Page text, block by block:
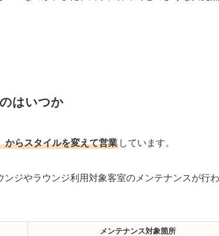
はいつか
からスタイルを変えて営業 しています。
ジやラウンジ利用対象客室のメンテナンスが行
メンテナンス対象箇所